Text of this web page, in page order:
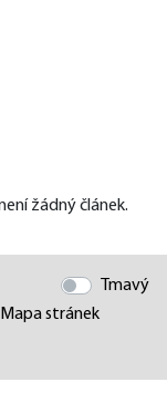
žádný článek.
Tmavý
Mapa stránek